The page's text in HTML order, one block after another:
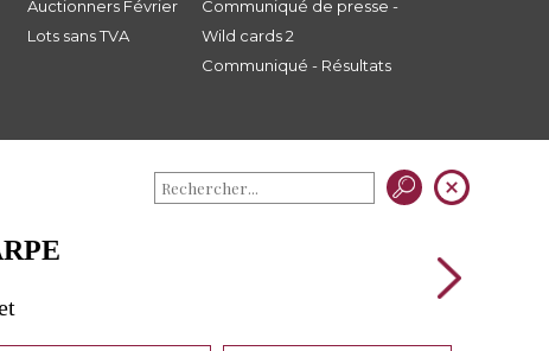
Auctionners Février
Lots sans TVA
Communiqué de presse -
Wild cards 2
Communiqué - Résultats